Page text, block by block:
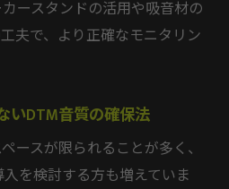
ースタンドの活用や吸音材の
夫で、より正確なモニタリン
いDTM音質の確保法
ースが限られることが多く、
を検討する方も増えていま